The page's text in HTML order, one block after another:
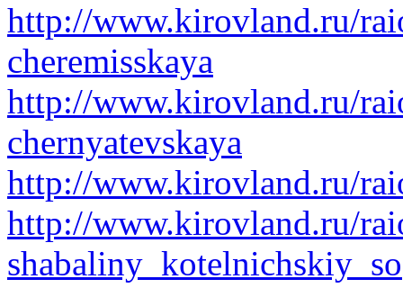
http://www.kirovland.ru/
cheremisskaya
http://www.kirovland.ru/
chernyatevskaya
http://www.kirovland.ru/
http://www.kirovland.ru/
shabaliny_kotelnichskiy_so